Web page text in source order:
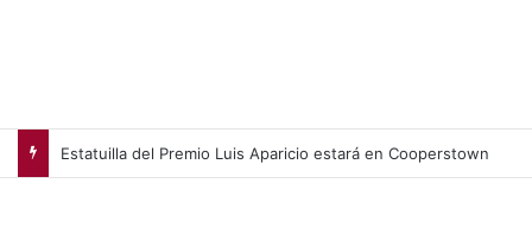
Estatuilla del Premio Luis Aparicio estará en Cooperstown